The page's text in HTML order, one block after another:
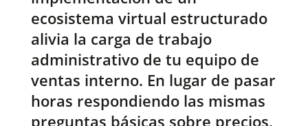
ecosistema virtual estructurado
alivia la carga de trabajo
administrativo de tu equipo de
ventas interno. En lugar de pasar
horas respondiendo las mismas
preguntas básicas sobre precios,